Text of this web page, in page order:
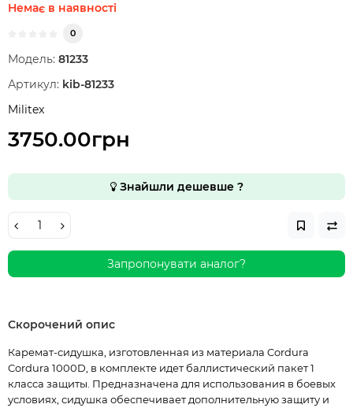
Немає в наявності
0
Модель: 81233
Артикул: kib-81233
Militex
3750.00грн
Знайшли дешевше ?
Запропонувати аналог?
Скорочений опис
Каремат-сидушка, изготовленная из материала Cordura
Cordura 1000D, в комплекте идет баллистический пакет 1
класса защиты. Предназначена для использования в боевых
условиях, сидушка обеспечивает дополнительную защиту и